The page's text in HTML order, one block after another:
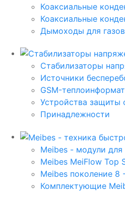
Коаксиальные
Коаксиальные
Дымоходы для
Стабилизаторы
Источники
GSM-
Устройства защиты
Принадлежности
Meibes - модули для
Meibes MeiFlow Top
Meibes поколение 8
Комплектующие